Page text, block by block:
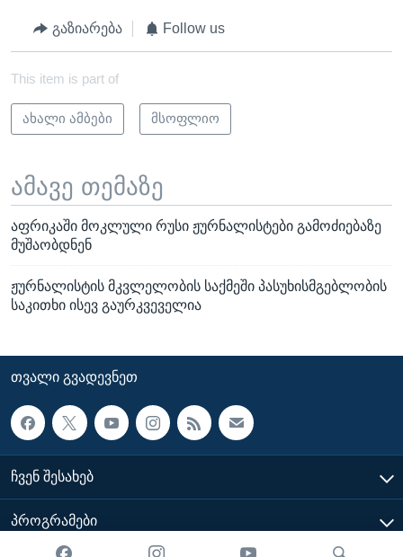
გაზიარება Follow us
This item is part of
ახალი ამბები მსოფლიო
ამავე თემაზე
აფრიკაში მოკლული რუსი ჟურნალისტები გამოძიებაზე
მუშაობდნენ
ჟურნალისტის მკვლელობის საქმეში პასუხისმგებლობის
საკითხი ისევ გაურკვეველია
ᲗᲕᲐᲚᲘ ᲒᲕᲐᲓᲔᲕᲜᲔᲗ
ᲩᲕᲔᲜ ᲨᲔᲡᲐᲮᲔᲑ
ᲞᲠᲝᲒᲠᲐᲛᲔᲑᲘ